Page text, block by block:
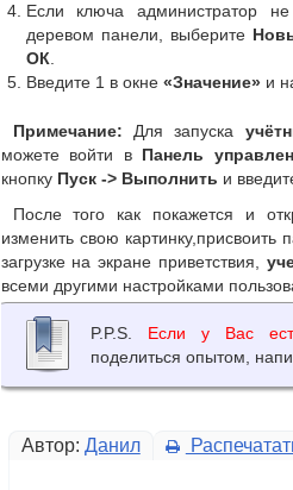
Если ключа администратор
деревом панели, выберите
ОК
Введите 1 в окне «Значение»и
Примечание: Для запуска
можете войти в Панель
кнопку Пуск -> Выполнить и
После того как покажется и
изменить свою
загрузке на экране приветствия,
всеми другими настройками
P.P.S. Если у Вас
поделиться опытом,
Автор: Данил